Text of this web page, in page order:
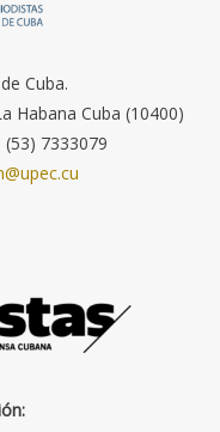
Cuba.
Habana Cuba (10400)
7333079